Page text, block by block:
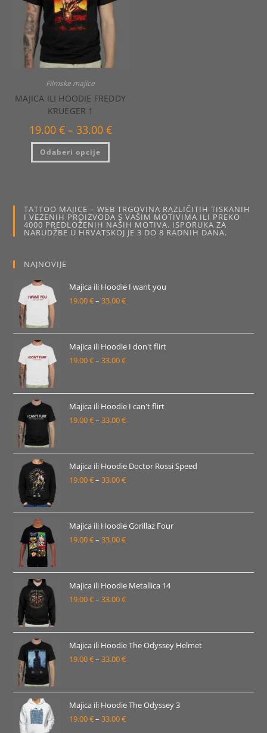
stranici
proizvoda
Filmske majice
MAJICA ILI HOODIE FREDDY
KRUEGER 1
19.00 € – 33.00 €Raspon
cijena:
Odaberi opcije
Ovaj
ima
odabrati
na
stranici
proizvoda
TATTOO MAJICE – WEB TRGOVINA RAZLIČITIH TISKANIH
I VEZENIH PROIZVODA S VAŠIM MOTIVIMA ILI PREKO
4000 PREDLOŽENIH NAŠIH MOTIVA. ISPORUKA ZA
NARUDŽBE U HRVATSKOJ JE 3 DO 8 RADNIH DANA.
NAJNOVIJE
Majica ili Hoodie I want you
19.00€– 33.00€Raspon
od
19.00 €
do
Majica ili Hoodie I don't flirt
19.00€– 33.00€Raspon
od
19.00 €
do
Majica ili Hoodie I can't flirt
19.00€– 33.00€Raspon
od
19.00 €
do
Majica ili Hoodie Doctor Rossi Speed
19.00€– 33.00€Raspon
od
19.00 €
do
Majica ili Hoodie Gorillaz Four
19.00€– 33.00€Raspon
od
19.00 €
do
Majica ili Hoodie Metallica 14
19.00€– 33.00€Raspon
od
19.00 €
do
Majica ili Hoodie The Odyssey Helmet
19.00€– 33.00€Raspon
od
19.00 €
do
Majica ili Hoodie The Odyssey 3
19.00€– 33.00€Raspon